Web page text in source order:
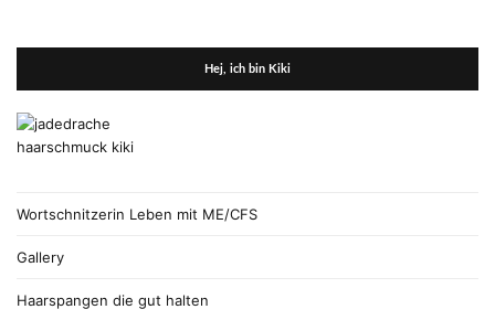
Hej, ich bin Kiki
Wortschnitzerin Leben mit ME/CFS
Gallery
Haarspangen die gut halten